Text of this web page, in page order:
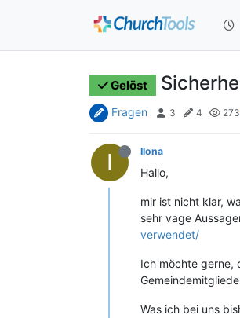
Gelöst
Fragen 3 4 273
I Ilona
Hallo,
mir ist nicht klar,
sehr vage
verwendet/
Ich möchte gerne,
Was ich bei uns